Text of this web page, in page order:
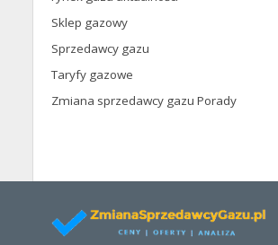
Sklep gazowy
Sprzedawcy gazu
Taryfy gazowe
Zmiana sprzedawcy gazu Porady